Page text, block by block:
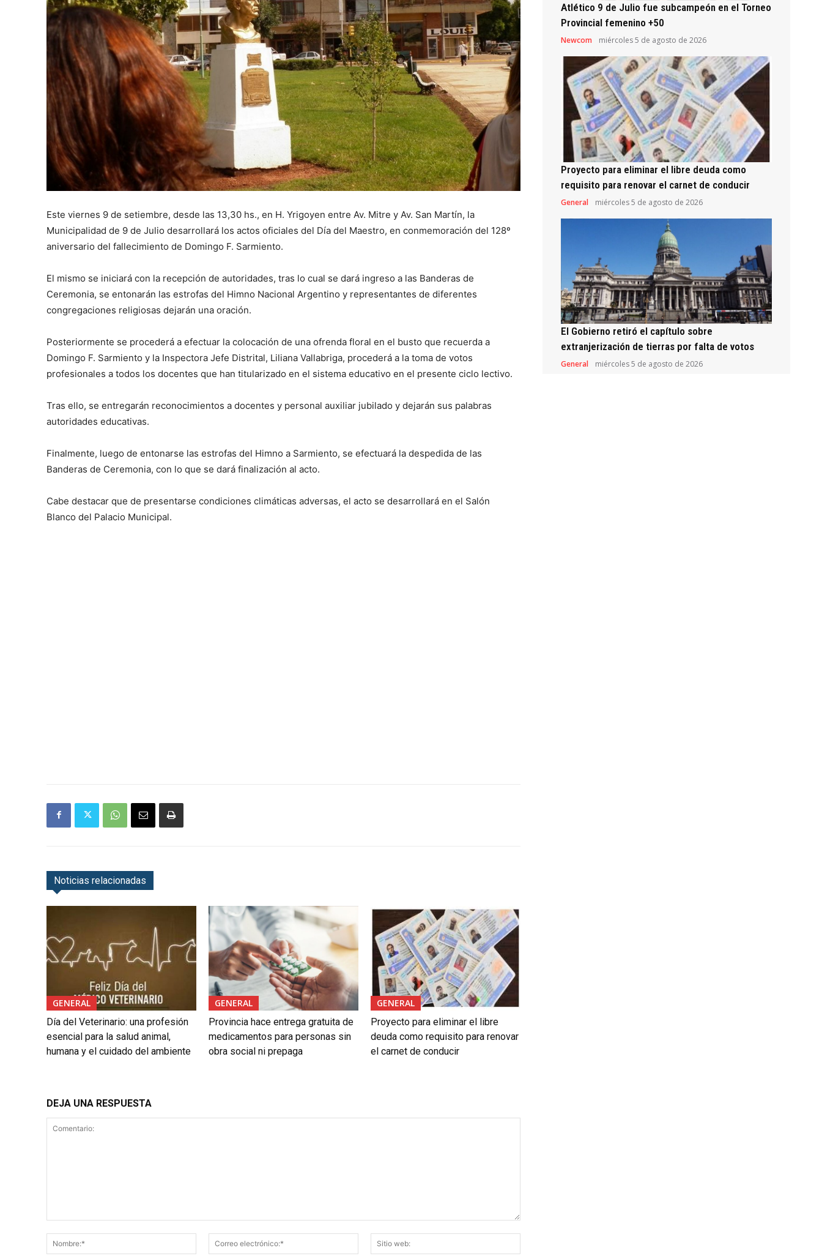
Este viernes 9 de setiembre, desde las 13,30 hs., en H. Yrigoyen entre Av. Mitre y Av. San Martín, la
Municipalidad de 9 de Julio desarrollará los actos oficiales del Día del Maestro, en conmemoración del 128º
aniversario del fallecimiento de Domingo F. Sarmiento.
El mismo se iniciará con la recepción de autoridades, tras lo cual se dará ingreso a las Banderas de
Ceremonia, se entonarán las estrofas del Himno Nacional Argentino y representantes de diferentes
congregaciones religiosas dejarán una oración.
Posteriormente se procederá a efectuar la colocación de una ofrenda floral en el busto que recuerda a
Domingo F. Sarmiento y la Inspectora Jefe Distrital, Liliana Vallabriga, procederá a la toma de votos
profesionales a todos los docentes que han titularizado en el sistema educativo en el presente ciclo lectivo.
Tras ello, se entregarán reconocimientos a docentes y personal auxiliar jubilado y dejarán sus palabras
autoridades educativas.
Finalmente, luego de entonarse las estrofas del Himno a Sarmiento, se efectuará la despedida de las
Banderas de Ceremonia, con lo que se dará finalización al acto.
Cabe destacar que de presentarse condiciones climáticas adversas, el acto se desarrollará en el Salón
Blanco del Palacio Municipal.
Noticias relacionadas
GENERAL
Día del Veterinario: una profesión
esencial para la salud animal,
humana y el cuidado del ambiente
GENERAL
Provincia hace entrega gratuita de
medicamentos para personas sin
obra social ni prepaga
GENERAL
Proyecto para eliminar el libre
deuda como requisito para renovar
el carnet de conducir
DEJA UNA RESPUESTA
Nombre:*
Correo
electrónico:*
web:
Atlético 9 de Julio fue subcampeón en el Torneo
Provincial femenino +50
Newcom miércoles 5 de agosto de 2026
Proyecto para eliminar el libre deuda como
requisito para renovar el carnet de conducir
General miércoles 5 de agosto de 2026
El Gobierno retiró el capítulo sobre
extranjerización de tierras por falta de votos
General miércoles 5 de agosto de 2026